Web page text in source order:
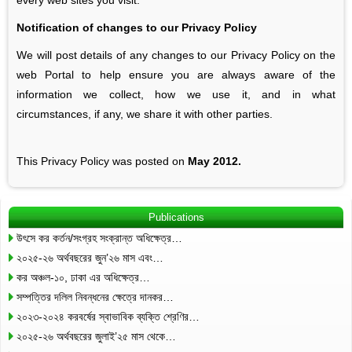
Notification of changes to our Privacy Policy
We will post details of any changes to our Privacy Policy on the
web Portal to help ensure you are always aware of the
information we collect, how we use it, and in what
circumstances, if any, we share it with other parties.
This Privacy Policy was posted on May 2012.
Publications
উৎসে কর কর্তন/সংগ্রহ সংক্রান্ত অধিক্ষেত্র…
২০২৫-২৬ অর্থবছরের জুন’২৬ মাস এবং…
কর অঞ্চল-১০, ঢাকা এর অধিক্ষেত্র…
সম্পত্তির দলিল নিবন্ধনের ক্ষেত্রে দানকর…
২০২৩-২০২৪ করবর্ষের স্বাভাবিক ব্যক্তি শ্রেণির…
২০২৫-২৬ অর্থবছরের জুলাই’২৫ মাস থেকে…